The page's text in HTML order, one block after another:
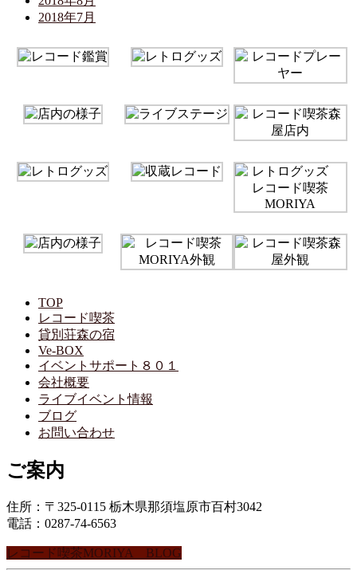
2018年7月
TOP
レコード喫茶
貸別荘森の宿
Ve-BOX
イベントサポート８０１
会社概要
ライブイベント情報
ブログ
お問い合わせ
ご案内
住所：〒325-0115 栃木県那須塩原市百村3042
電話：0287-74-6563
レコード喫茶MORIYA BLOG